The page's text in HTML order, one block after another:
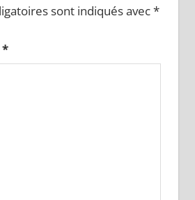
sont indiqués avec*
*